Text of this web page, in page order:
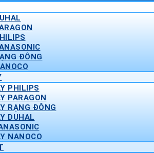
ĐÔNG
PHILIPS
PARAGON
RẠNG ĐÔNG
DUHAL
NANOCO